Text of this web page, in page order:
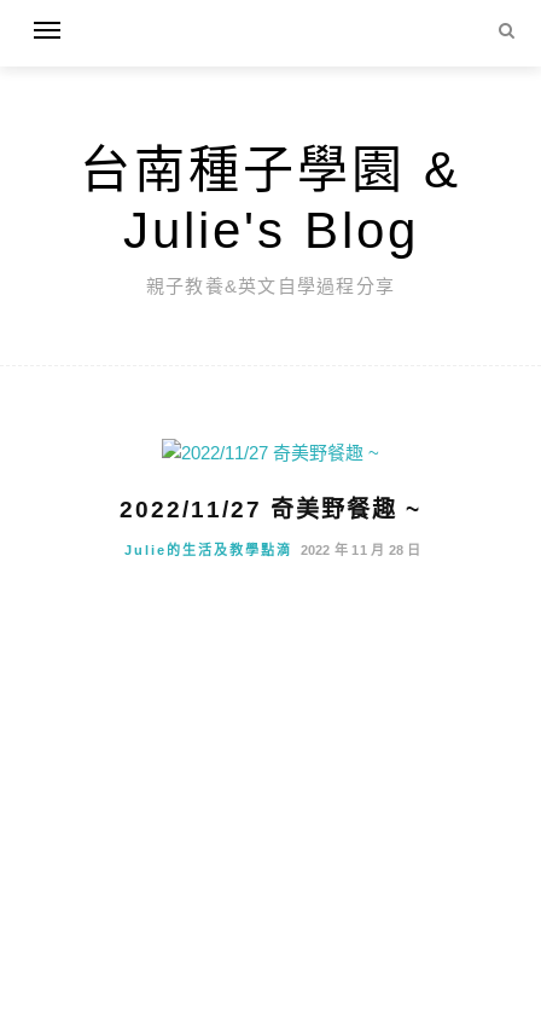
台南種子學園 &
Julie's Blog
親子教養&英文自學過程分享
2022/11/27 奇美野餐趣 ~
Julie的生活及教學點滴 2022 年 11 月 28 日